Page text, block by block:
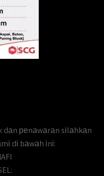
реnаwаrаn sіlаhkаn
dі bаwаh іnі: